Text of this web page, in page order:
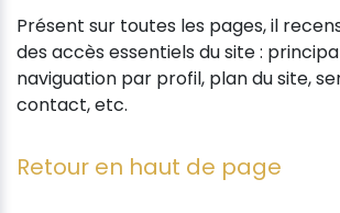
Présent sur toutes les pages, il
des accès essentiels du site :
naviguation par profil, plan du site,
contact, etc.
Retour en haut de page